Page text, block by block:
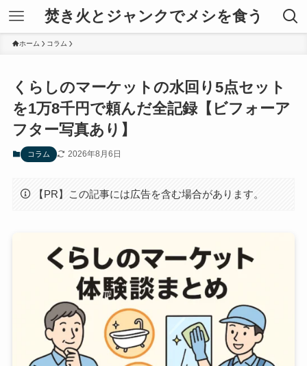
焚き火とジャンクでメシを食う
ホーム コラム
くらしのマーケットの水回り5点セット
を1万8千円で頼んだ全記録【ビフォーア
フター写真あり】
コラム 2026年8月6日
【PR】この記事には広告を含む場合があります。